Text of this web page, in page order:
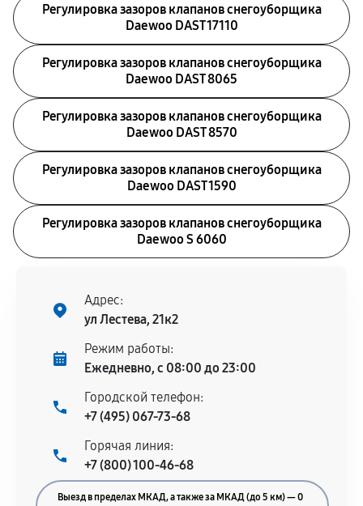
Регулировка зазоров клапанов снегоуборщика
Daewoo DAST 17110
Регулировка зазоров клапанов снегоуборщика
Daewoo DAST 8065
Регулировка зазоров клапанов снегоуборщика
Daewoo DAST 8570
Регулировка зазоров клапанов снегоуборщика
Daewoo DAST 1590
Регулировка зазоров клапанов снегоуборщика
Daewoo S 6060
Адрес:
ул Лестева, 21к2
Режим работы:
Ежедневно, с 08:00 до 23:00
Городской телефон:
+7 (495) 067-73-68
Горячая линия:
+7 (800) 100-46-68
Выезд в пределах МКАД, а также за МКАД (до 5 км) — 0